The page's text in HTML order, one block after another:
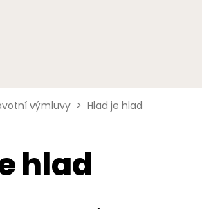
výmluvy > Hlad je hlad
hlad